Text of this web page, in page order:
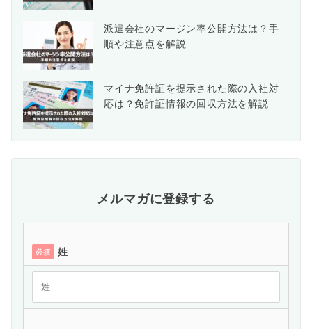
派遣会社のマージン率公開方法は？手
順や注意点を解説
マイナ免許証を提示された際の入社対
応は？免許証情報の回収方法を解説
メルマガに登録する
必須 姓